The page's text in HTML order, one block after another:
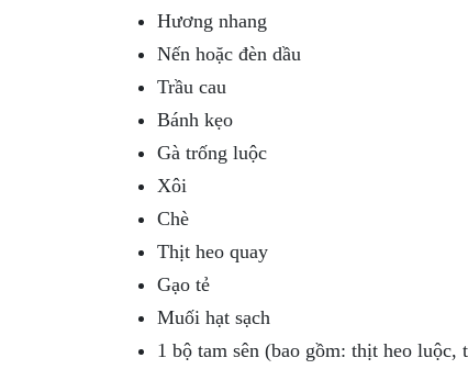
Hương nhang
Nến hoặc đèn dầu
Trầu cau
Bánh kẹo
Gà trống luộc
Xôi
Chè
Thịt heo quay
Gạo tẻ
Muối hạt sạch
1 bộ tam sên (bao gồm: thịt heo